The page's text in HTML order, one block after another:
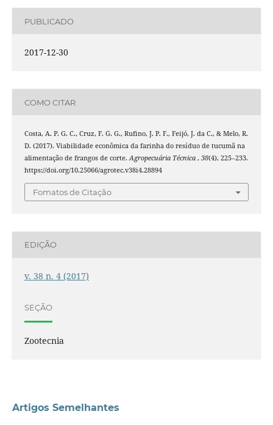
PUBLICADO
2017-12-30
COMO CITAR
Costa, A. P. G. C., Cruz, F. G. G., Rufino, J. P. F., Feijó, J. da C., & Melo, R.
D. (2017). Viabilidade econômica da farinha do resíduo de tucumã na
alimentação de frangos de corte.Agropecuária Técnica , 38(4), 225–233.
https://doi.org/10.25066/agrotec.v38i4.28894
Fomatos de Citação
EDIÇÃO
v. 38 n. 4 (2017)
SEÇÃO
Zootecnia
Artigos Semelhantes